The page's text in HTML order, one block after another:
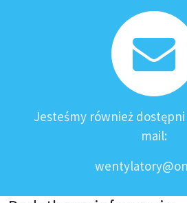
Jesteśmy również
mail: